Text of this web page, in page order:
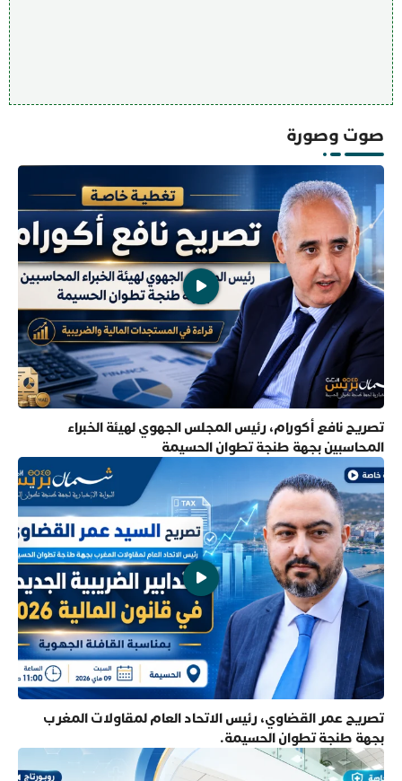
صوت وصورة
تصريح نافع أكورام، رئيس المجلس الجهوي لهيئة الخبراء
المحاسبين بجهة طنجة تطوان الحسيمة
تصريح عمر القضاوي، رئيس الاتحاد العام لمقاولات المغرب
بجهة طنجة تطوان الحسيمة.